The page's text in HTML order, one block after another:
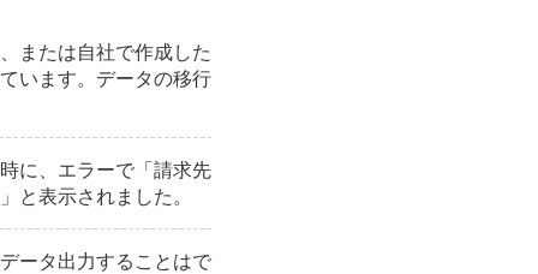
または自社で作成した
います。データの移行
に、エラーで「請求先
と表示されました。
ータ出力することはで